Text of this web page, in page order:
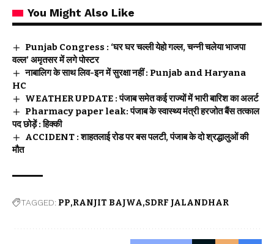
You Might Also Like
Punjab Congress : ‘घर घर चल्ली येहो गल्ल, चन्नी चलेया भाजपा
वल्ल’ अमृतसर में लगे पोस्टर
नाबालिग के साथ लिव-इन में सुरक्षा नहीं : Punjab and Haryana
HC
WEATHER UPDATE : पंजाब समेत कई राज्यों में भारी बारिश का अलर्ट
Pharmacy paper leak: पंजाब के स्वास्थ्य मंत्री हरजोत बैंस तत्काल
पद छोड़ें : हिक्की
ACCIDENT : शाहतलाई रोड पर बस पलटी, पंजाब के दो श्रद्धालुओं की
मौत
TAGGED: PP RANJIT BAJWA SDRF JALANDHAR